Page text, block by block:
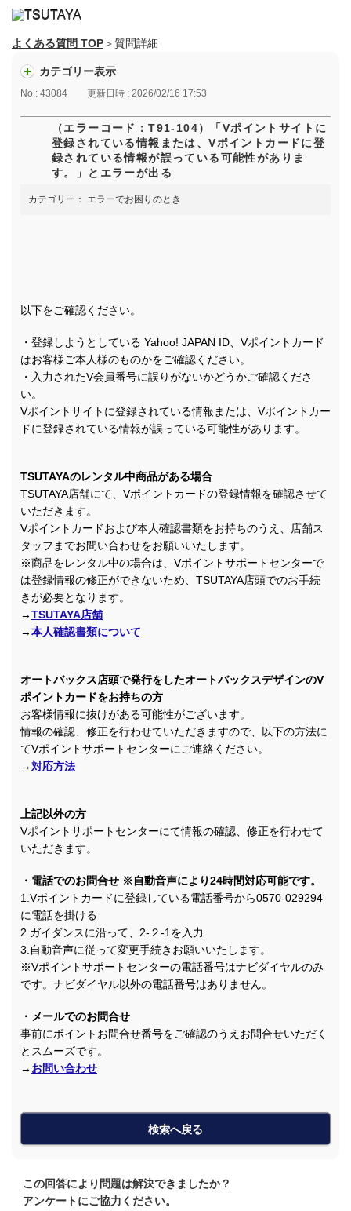
よくある質問 TOP＞質問詳細
カテゴリー表示
No : 43084 更新日時 : 2026/02/16 17:53
（エラーコード：T91-104）「Vポイントサイトに
登録されている情報または、Vポイントカードに登
録されている情報が誤っている可能性がありま
す。」とエラーが出る
カテゴリー： エラーでお困りのとき
以下をご確認ください。
・登録しようとしている Yahoo! JAPAN ID、Vポイントカード
はお客様ご本人様のものかをご確認ください。
・入力されたV会員番号に誤りがないかどうかご確認くださ
い。
Vポイントサイトに登録されている情報または、Vポイントカー
ドに登録されている情報が誤っている可能性があります。
TSUTAYAのレンタル中商品がある場合
TSUTAYA店舗にて、Vポイントカードの登録情報を確認させて
いただきます。
Vポイントカードおよび本人確認書類をお持ちのうえ、店舗ス
タッフまでお問い合わせをお願いいたします。
※商品をレンタル中の場合は、Vポイントサポートセンターで
は登録情報の修正ができないため、TSUTAYA店頭でのお手続
きが必要となります。
→TSUTAYA店舗
→本人確認書類について
オートバックス店頭で発行をしたオートバックスデザインのV
ポイントカードをお持ちの方
お客様情報に抜けがある可能性がございます。
情報の確認、修正を行わせていただきますので、以下の方法に
てVポイントサポートセンターにご連絡ください。
→対応方法
上記以外の方
Vポイントサポートセンターにて情報の確認、修正を行わせて
いただきます。
・電話でのお問合せ ※自動音声により24時間対応可能です。
1.Vポイントカードに登録している電話番号から0570-029294
に電話を掛ける
2.ガイダンスに沿って、2-２-1を入力
3.自動音声に従って変更手続きお願いいたします。
※Vポイントサポートセンターの電話番号はナビダイヤルのみ
です。ナビダイヤル以外の電話番号はありません。
・メールでのお問合せ
事前にポイントお問合せ番号をご確認のうえお問合せいただく
とスムーズです。
→ お問い合わせ
検索へ戻る
この回答により問題は解決できましたか？
アンケートにご協力ください。